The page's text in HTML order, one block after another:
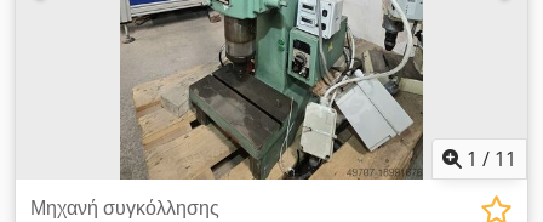
1 / 11
Μηχανή συγκόλλησης